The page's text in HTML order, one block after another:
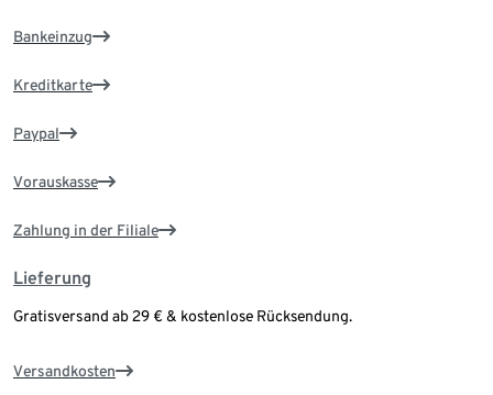
Bankeinzug
Kreditkarte
Paypal
Vorauskasse
Zahlung in der Filiale
Lieferung
Gratisversand ab 29 € & kostenlose Rücksendung.
Versandkosten